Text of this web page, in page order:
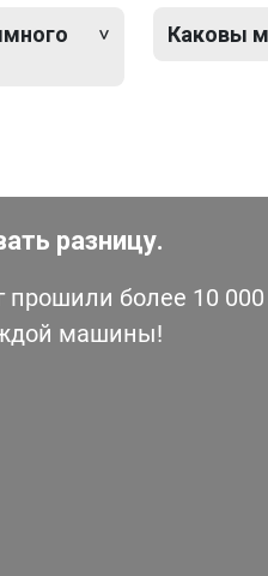
Каковы
разницу.
более 10
машины!